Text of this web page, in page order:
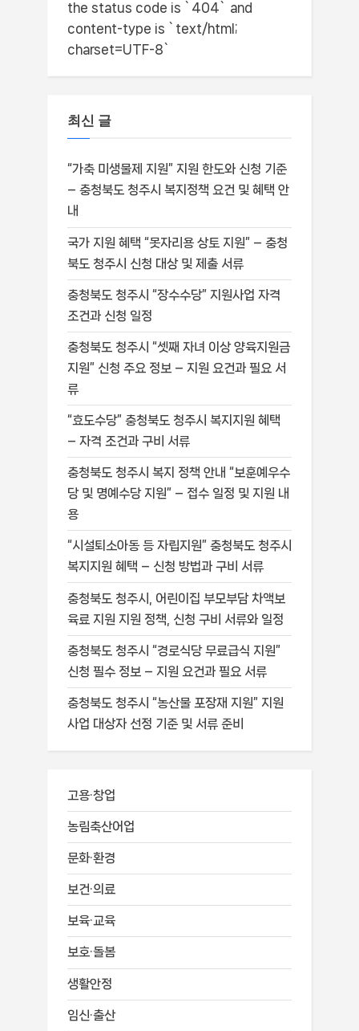
the status code is `404` and
content-type is `text/html;
charset=UTF-8`
최신 글
“가축 미생물제 지원” 지원 한도와 신청 기준
– 충청북도 청주시 복지정책 요건 및 혜택 안
내
국가 지원 혜택 “못자리용 상토 지원” – 충청
북도 청주시 신청 대상 및 제출 서류
충청북도 청주시 “장수수당” 지원사업 자격
조건과 신청 일정
충청북도 청주시 “셋째 자녀 이상 양육지원금
지원” 신청 주요 정보 – 지원 요건과 필요 서
류
“효도수당” 충청북도 청주시 복지지원 혜택
– 자격 조건과 구비 서류
충청북도 청주시 복지 정책 안내 “보훈예우수
당 및 명예수당 지원” – 접수 일정 및 지원 내
용
“시설퇴소아동 등 자립지원” 충청북도 청주시
복지지원 혜택 – 신청 방법과 구비 서류
충청북도 청주시, 어린이집 부모부담 차액보
육료 지원 지원 정책, 신청 구비 서류와 일정
충청북도 청주시 “경로식당 무료급식 지원”
신청 필수 정보 – 지원 요건과 필요 서류
충청북도 청주시 “농산물 포장재 지원” 지원
사업 대상자 선정 기준 및 서류 준비
고용·창업
농림축산어업
문화·환경
보건·의료
보육·교육
보호·돌봄
생활안정
임신·출산